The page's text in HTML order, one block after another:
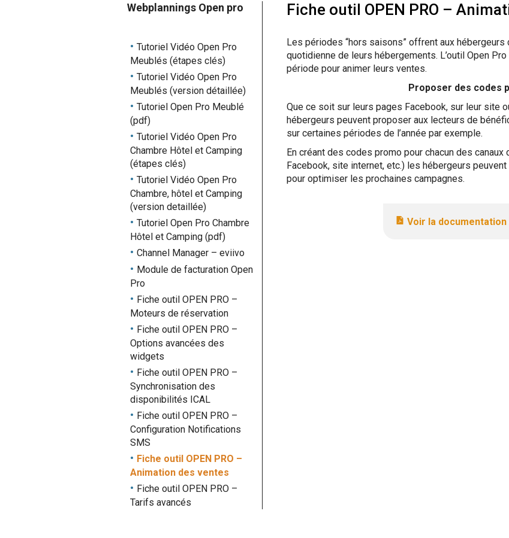
Webplannings Open pro
Tutoriel Vidéo Open Pro
Meublés (étapes clés)
Tutoriel Vidéo Open Pro
Meublés (version détaillée)
Tutoriel Open Pro Meublé
(pdf)
Tutoriel Vidéo Open Pro
Chambre Hôtel et Camping
(étapes clés)
Tutoriel Vidéo Open Pro
Chambre, hôtel et Camping
(version detaillée)
Tutoriel Open Pro Chambre
Hôtel et Camping (pdf)
Channel Manager – eviivo
Module de facturation Open
Pro
Fiche outil OPEN PRO –
Moteurs de réservation
Fiche outil OPEN PRO –
Options avancées des
widgets
Fiche outil OPEN PRO –
Synchronisation des
disponibilités ICAL
Fiche outil OPEN PRO –
Configuration Notifications
SMS
Fiche outil OPEN PRO –
Animation des ventes
Fiche outil OPEN PRO –
Tarifs avancés
Fiche outil OPEN PRO –
Les périodes “hors saisons” offrent aux
quotidienne de leurs hébergements. L’outil Open
période pour animer leurs ventes.
Proposer des codes
Que ce soit sur leurs pages Facebook, sur leur site
hébergeurs peuvent proposer aux lecteurs de
sur certaines périodes de l’année par exemple.
En créant des codes promo pour chacun des
Facebook, site internet, etc.) les hébergeurs
pour optimiser les prochaines campagnes.
Voir la